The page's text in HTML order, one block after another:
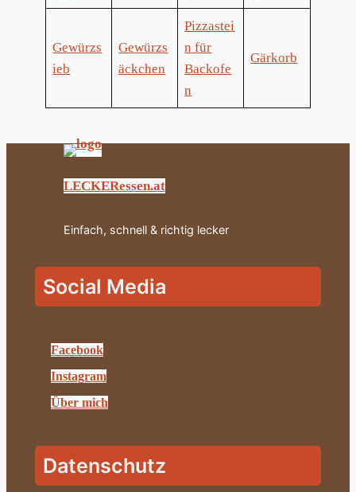
Gewürzs
ieb
Gewürzs
äckchen
Pizzastei
n für
Backofe
n
Gärkorb
LECKERessen.at
Einfach, schnell & richtig lecker
Social Media
Facebook
Instagram
Über mich
Datenschutz